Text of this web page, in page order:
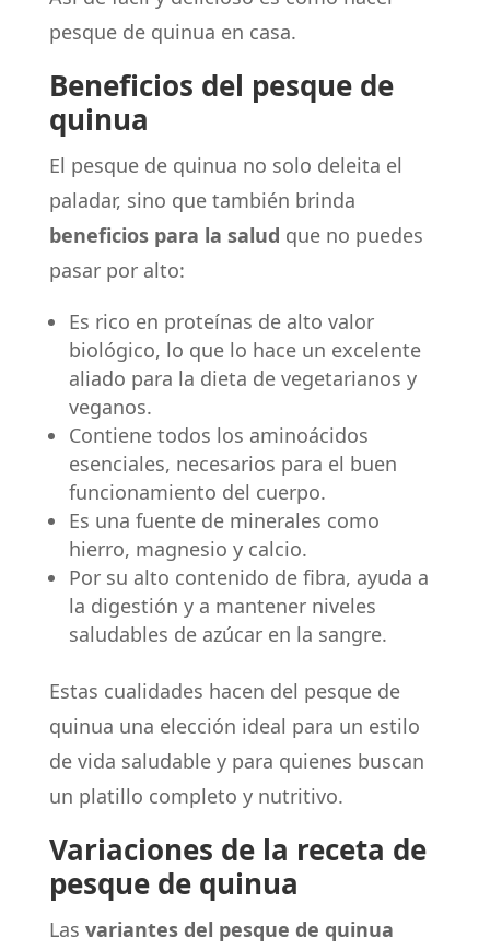
pesque de quinua en casa.
Beneficios del pesque de
quinua
El pesque de quinua no solo deleita el
paladar, sino que también brinda
beneficios para la salud que no puedes
pasar por alto:
Es rico en proteínas de alto valor
biológico, lo que lo hace un excelente
aliado para la dieta de vegetarianos y
veganos.
Contiene todos los aminoácidos
esenciales, necesarios para el buen
funcionamiento del cuerpo.
Es una fuente de minerales como
hierro, magnesio y calcio.
Por su alto contenido de fibra, ayuda a
la digestión y a mantener niveles
saludables de azúcar en la sangre.
Estas cualidades hacen del pesque de
quinua una elección ideal para un estilo
de vida saludable y para quienes buscan
un platillo completo y nutritivo.
Variaciones de la receta de
pesque de quinua
Las variantes del pesque de quinua